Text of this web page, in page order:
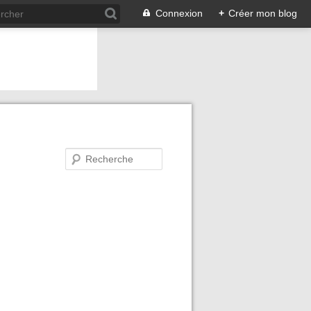
Connexion + Créer mon blog